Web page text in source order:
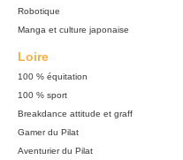
Robotique
Manga et culture japonaise
Loire
100 % équitation
100 % sport
Breakdance attitude et graff
Gamer du Pilat
Aventurier du Pilat